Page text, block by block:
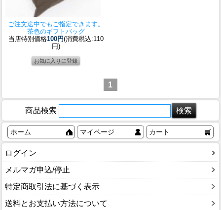
ご注文途中でもご指定できます。
茶色のギフトバッグ
当店特別価格100円(消費税込:110
円)
1
商品検索
ホーム マイページ カート
ログイン
メルマガ申込/停止
特定商取引法に基づく表示
送料とお支払い方法について